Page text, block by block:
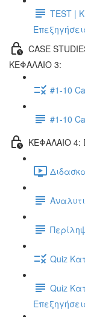
TEST |
CASE
ΚΕΦΑΛΑΙΟ 3:
#1-10
#1-10
ΚΕΦΑΛΑΙΟ 4:
Quiz
Quiz